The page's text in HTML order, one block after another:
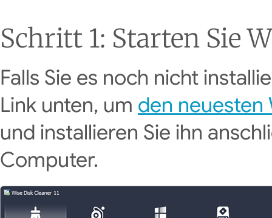
Schritt 1: Starten Sie
Falls Sie es noch nicht
Link unten, um den neuesten
und installieren Sie ihn
Computer.